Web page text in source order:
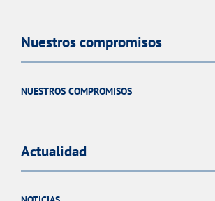
Nuestros compromisos
NUESTROS COMPROMISOS
Actualidad